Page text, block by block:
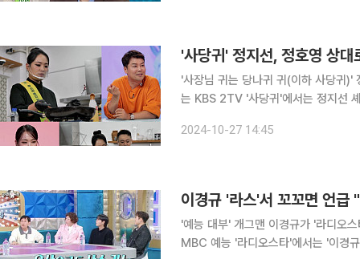
'사당귀' 정지선, 정호영 상
'사장님 귀는 당나귀 귀(이하 사당귀)' 정지
는 KBS 2TV '사당귀'에서는 정지선
2024-10-27 14:45
이경규 '라스'서 꼬꼬면 언
'예능 대부' 개그맨 이경규가 '라디오스타'
MBC 예능 '라디오스타'에서는 '이경